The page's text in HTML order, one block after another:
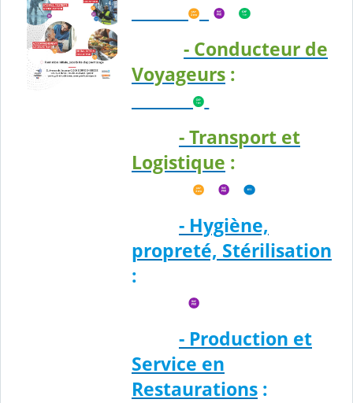
- Conducteur de
Voyageurs :
- Transport et
Logistique :
- Hygiène,
propreté, Stérilisation
:
- Production et
Service en
Restaurations :